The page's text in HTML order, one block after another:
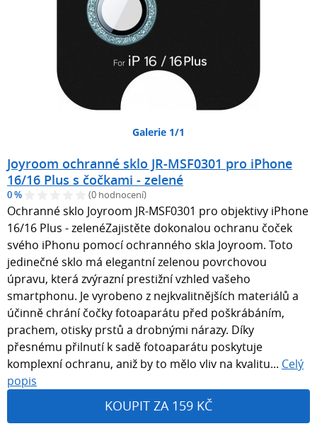
Galerie 1/1
Joyroom ochranné sklo JR-MSF0301 pro iPhone
16/16 Plus s čočkami - zelené
0 % (0 hodnocení)
Ochranné sklo Joyroom JR-MSF0301 pro objektivy iPhone
16/16 Plus - zelenéZajistěte dokonalou ochranu čoček
svého iPhonu pomocí ochranného skla Joyroom. Toto
jedinečné sklo má elegantní zelenou povrchovou
úpravu, která zvýrazní prestižní vzhled vašeho
smartphonu. Je vyrobeno z nejkvalitnějších materiálů a
účinně chrání čočky fotoaparátu před poškrábáním,
prachem, otisky prstů a drobnými nárazy. Díky
přesnému přilnutí k sadě fotoaparátu poskytuje
komplexní ochranu, aniž by to mělo vliv na kvalitu... Celý
popis
KOUPIT ZA 159 KČ